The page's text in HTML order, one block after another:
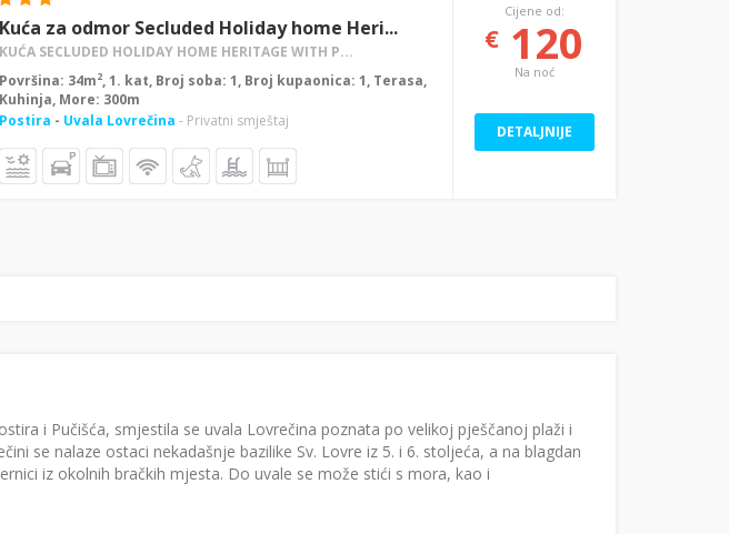
Kuća za odmor Secluded Holiday home Heri...
KUĆA SECLUDED HOLIDAY HOME HERITAGE WITH P...
Površina: 34m2, 1. kat, Broj soba: 1, Broj kupaonica: 1, Terasa,
Kuhinja, More: 300m
Postira - Uvala Lovrečina - Privatni smještaj
Cijene od:
€ 120
Na noć
DETALJNIJE
i Pučišća, smjestila se uvala Lovrečina poznata po velikoj pješčanoj plaži i
se nalaze ostaci nekadašnje bazilike Sv. Lovre iz 5. i 6. stoljeća, a na blagdan
iz okolnih bračkih mjesta. Do uvale se može stići s mora, kao i